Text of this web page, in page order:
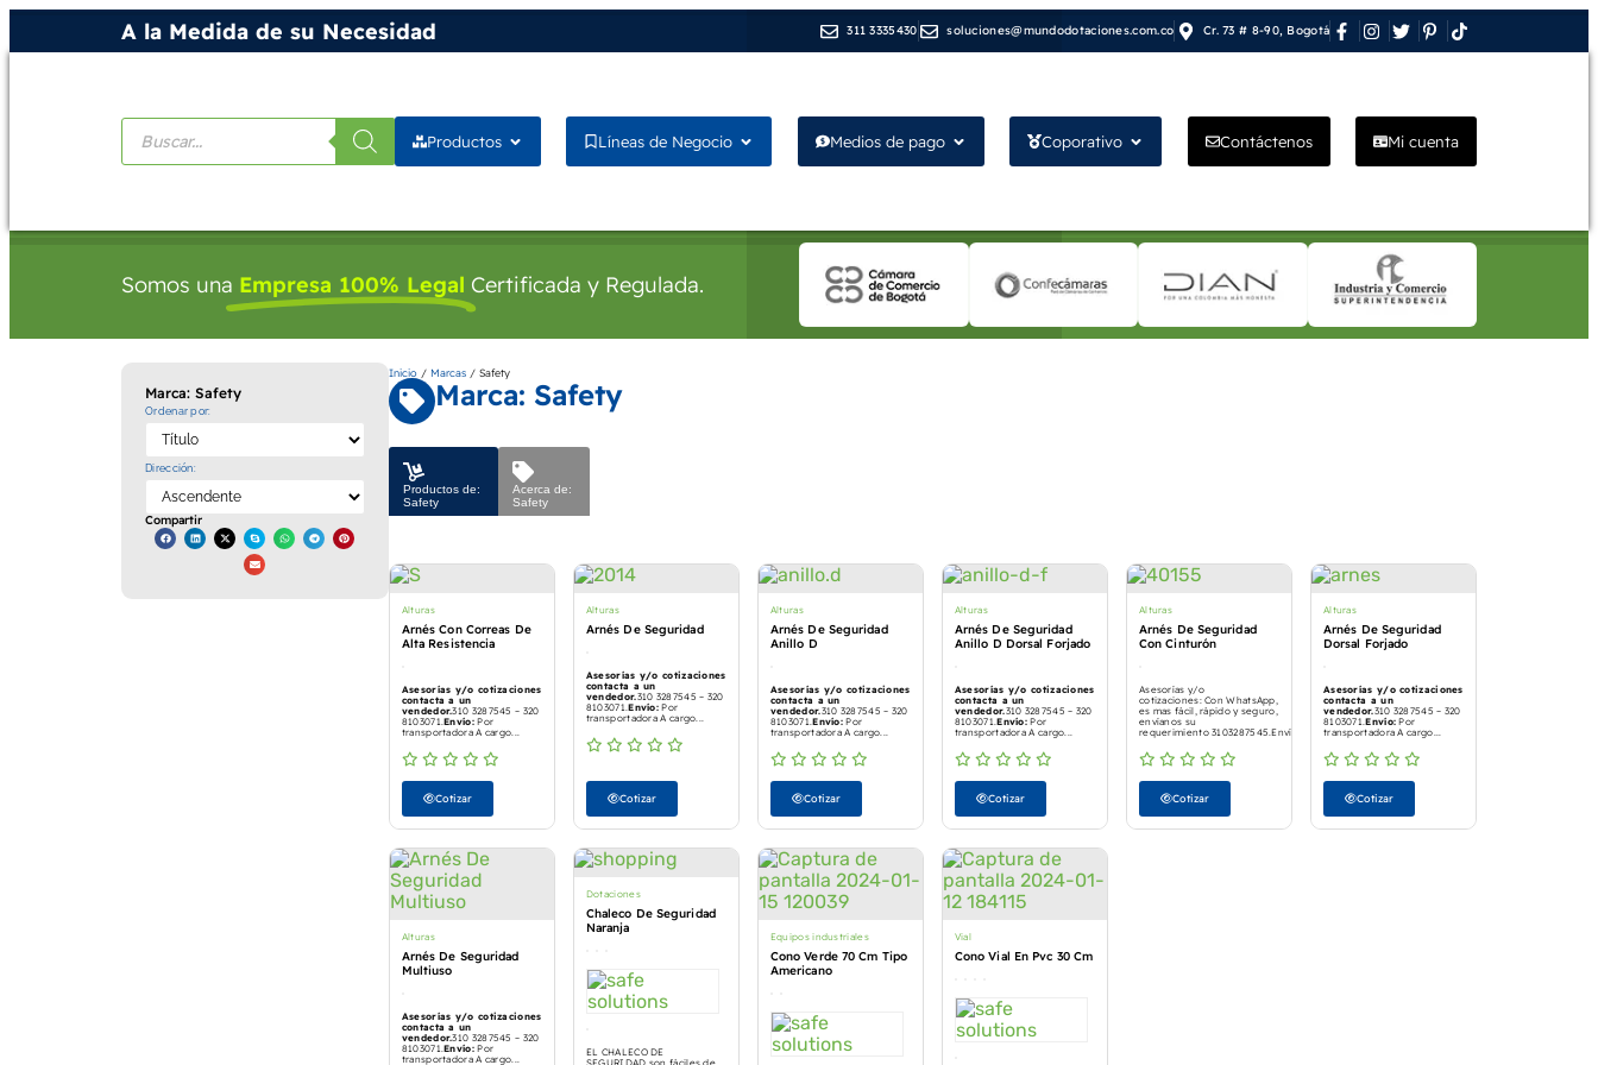
A la Medida de su Necesidad 311 3335430 soluciones@mundodotaciones.com.co Cr. 73 # 8-90, Bogotá
Productos Líneas de Negocio Medios de pago Coporativo Contáctenos Mi cuenta
Somos una Empresa 100% Legal Certificada y Regulada.
Marca: Safety
Ordenar por:
Dirección:
Compartir
Inicio/ Marcas/ Safety
Marca: Safety
Productos de:
Safety
Acerca de:
Safety
Alturas
Arnés Con Correas De
Alta Resistencia
Asesorías y/o cotizaciones
contacta a un
vendedor.310 3287545 – 320
8103071.Envío: Por
transportadora A cargo...
Cotizar
Alturas
Arnés De Seguridad
Asesorías y/o cotizaciones
contacta a un
vendedor.310 3287545 – 320
8103071.Envío: Por
transportadora A cargo...
Cotizar
Alturas
Arnés De Seguridad
Anillo D
Asesorías y/o cotizaciones
contacta a un
vendedor.310 3287545 – 320
8103071.Envío: Por
transportadora A cargo...
Cotizar
Alturas
Arnés De Seguridad
Anillo D Dorsal Forjado
Asesorías y/o cotizaciones
contacta a un
vendedor.310 3287545 – 320
8103071.Envío: Por
transportadora A cargo...
Cotizar
Alturas
Arnés De Seguridad
Con Cinturón
Asesorías y/o
cotizaciones: Con WhatsApp,
es mas fácil, rápido y seguro,
envíanos su
requerimiento 3103287545.Envío:...
Cotizar
Alturas
Arnés De Seguridad
Dorsal Forjado
Asesorías y/o cotizaciones
contacta a un
vendedor.310 3287545 – 320
8103071.Envío: Por
transportadora A cargo...
Cotizar
Alturas
Arnés De Seguridad
Multiuso
Asesorías y/o cotizaciones
contacta a un
vendedor.310 3287545 – 320
8103071.Envío: Por
transportadora A cargo...
Dotaciones
Chaleco De Seguridad
Naranja
EL CHALECO DE
Equipos industriales
Cono Verde 70 Cm Tipo
Americano
Vial
Cono Vial En Pvc 30 Cm